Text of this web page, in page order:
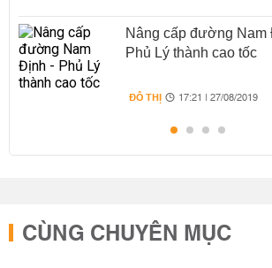
Nâng cấp đường Nam
Phủ Lý thành cao tốc
ĐÔ THỊ 17:21 | 27/08/2019
CÙNG CHUYÊN MỤC